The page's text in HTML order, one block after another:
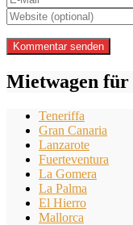
Mietwagen für
Teneriffa
Gran Canaria
Lanzarote
Fuerteventura
La Gomera
La Palma
El Hierro
Mallorca